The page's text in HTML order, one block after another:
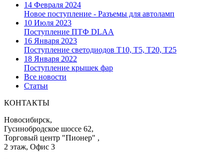
14 Февраля 2024
Новое поступление - Разъемы для автоламп
10 Июля 2023
Поступление ПТФ DLAA
16 Января 2023
Поступление светодиодов T10, T5, T20, T25
18 Января 2022
Поступление крышек фар
Все новости
Статьи
КОНТАКТЫ
Новосибирск,
Гусинобродское шоссе 62,
Торговый центр "Пионер" ,
2 этаж, Офис 3